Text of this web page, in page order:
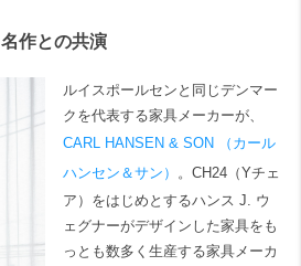
名作との共演
ルイスポールセンと同じデンマー
クを代表する家具メーカーが、
CARL HANSEN & SON （カール
ハンセン＆サン）
。CH24（Yチェ
ア）をはじめとするハンス J. ウ
ェグナーがデザインした家具をも
っとも数多く生産する家具メーカ